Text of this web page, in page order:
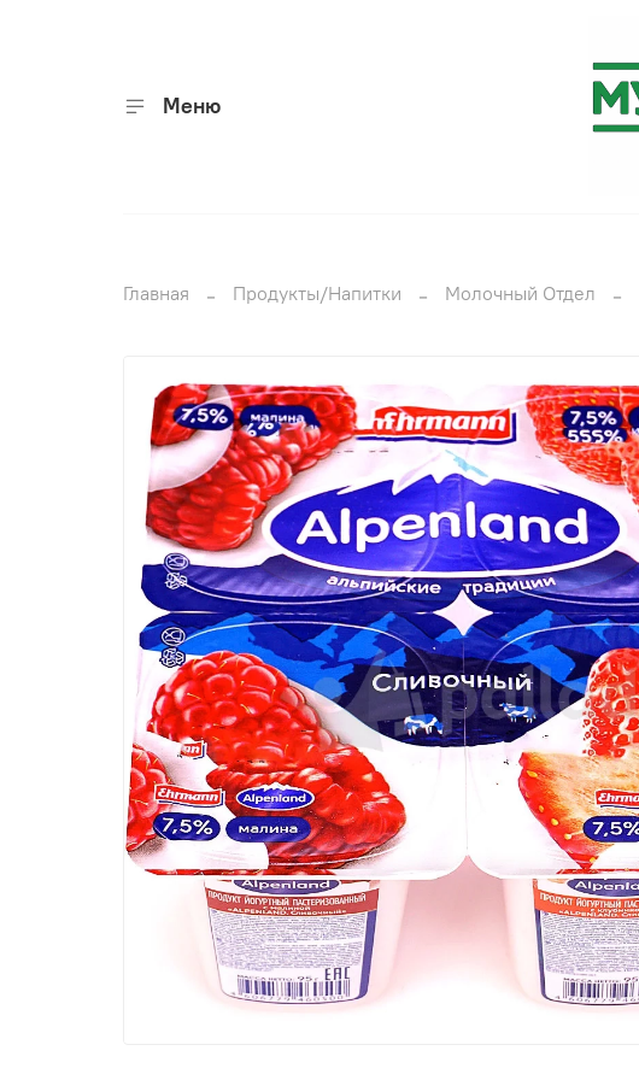
Меню
Главная
Продукты/Напитки Молочный Отдел